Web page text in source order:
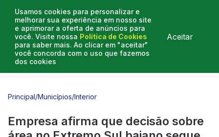
Usamos cookies para personalizar e
melhorar sua experiência em nosso site
e aprimorar a oferta de anúncios para
você. Visite nossa Política de Cookies
para saber mais. Ao clicar em "aceitar"
você concorda com o uso que fazemos
dos cookies
Aceitar
Entrevistas
Principal/Municípios/Interior
Empresa afirma que decisão sobre